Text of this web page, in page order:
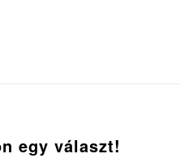
egy választ!